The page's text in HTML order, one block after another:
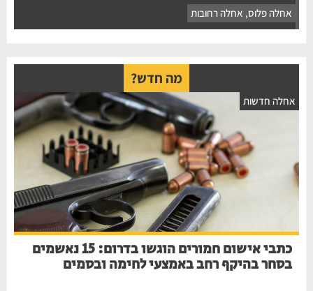
אחלה פלוס ,אחלה רחובות
מה חדש?
חדשות
כתבי אישום חמורים הוגשו בדרום: 15 נאשמים
בסחר בהיקף רחב באמצעי לחימה ובסמים